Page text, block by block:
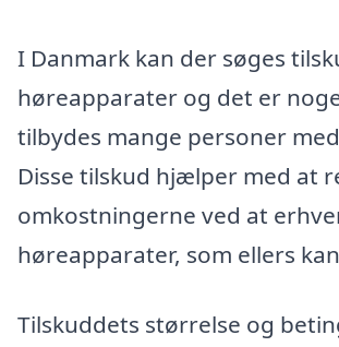
I Danmark kan der søges
høreapparater og det er
tilbydes mange personer
Disse tilskud hjælper med at
omkostningerne ved at
høreapparater, som ellers
Tilskuddets størrelse og